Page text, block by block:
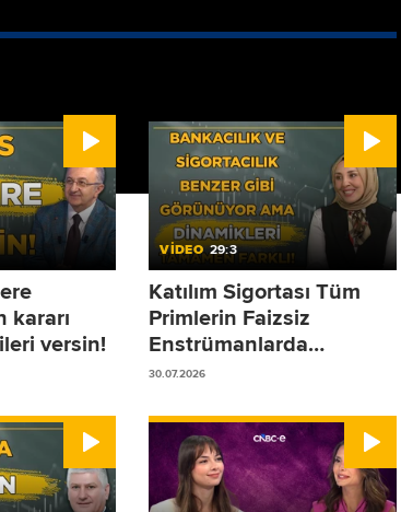
kararı
versin!
VİDEO 29:3
Katılım Sigortası Tüm
Primlerin Faizsiz
Enstrümanlarda
Değerlendirilmesidir!
30.07.2026